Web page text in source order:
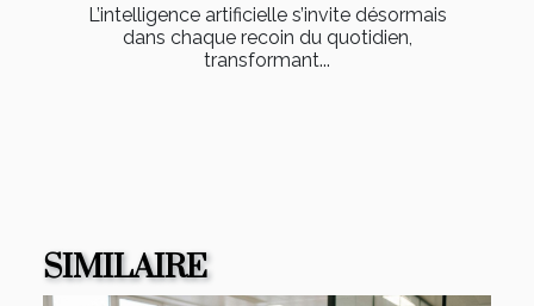
L’intelligence artificielle s’invite désormais
dans chaque recoin du quotidien,
transformant...
SIMILAIRE